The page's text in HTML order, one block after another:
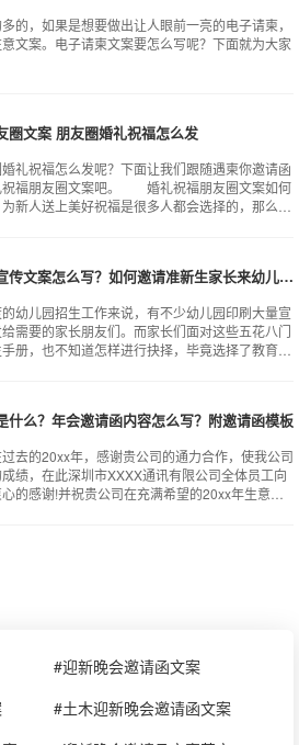
的，如果是想要做出让人眼前一亮的电子请柬，
文案。电子请柬文案要怎么写呢？下面就为大家
圈文案 朋友圈婚礼祝福怎么发
礼祝福怎么发呢？下面让我们跟随遇柬你邀请函
祝福朋友圈文案吧。 婚礼祝福朋友圈文案如何
人送上美好祝福是很多人都会选择的，那么到
幼儿园招生宣传文案怎么写？如何邀请准新生家长来幼儿园参观？
幼儿园招生工作来说，有不少幼儿园印刷大量宣
需要的家长朋友们。而家长们面对这些五花八门
册，也不知道怎样进行抉择，毕竟选择了教育环
什么？年会邀请函内容怎么写？附邀请函模板
的20xx年，感谢贵公司的通力合作，使我公司
绩，在此深圳市XXXX通讯有限公司全体员工向
的感谢!并祝贵公司在充满希望的20xx年生意兴
#迎新晚会邀请函文案
#土木迎新晚会邀请函文案